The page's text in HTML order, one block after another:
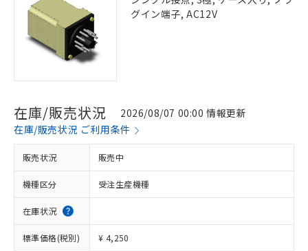
グイン端子, AC12V
在庫/販売状況
2026/08/07 00:00 情報更新
在庫/販売状況 ご利用条件
販売状況 販売中
機種区分 受注生産機種
在庫状況
標準価格(税別) ¥ 4,250